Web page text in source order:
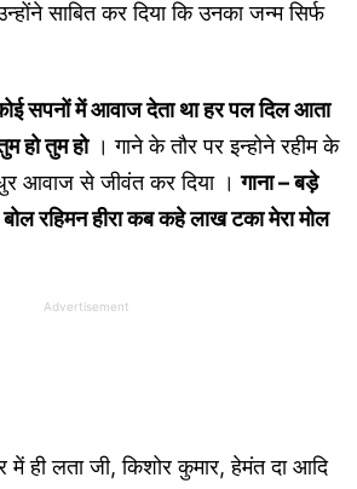
साबित कर दिया कि उनका जन्म सिर्फ
सपनों में आवाज देता था हर पल दिल आता
हो तुम हो। गाने के तौर पर इन्होने रहीम के
आवाज से जीवंत कर दिया ।गाना – बड़े
रहिमन हीरा कब कहे लाख टका मेरा मोल
Advertisement
ही लता जी, किशोर कुमार, हेमंत दा आदि